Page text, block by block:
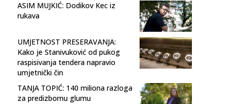
ASIM MUJKIĆ: Dodikov Kec iz
rukava
UMJETNOST PRESERAVANJA:
Kako je Stanivuković od pukog
raspisivanja tendera napravio
umjetnički čin
TANJA TOPIĆ: 140 miliona razloga
za predizbornu glumu